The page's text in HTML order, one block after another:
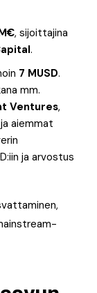
, sijoittajina
.
7 MUSD.
mm.
Ventures,
ja aiemmat
ja arvostus